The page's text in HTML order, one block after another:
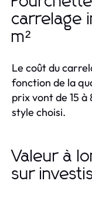
carrelage
m²
Le coût du
fonction de la
prix vont de 15
style choisi.
Valeur à
sur